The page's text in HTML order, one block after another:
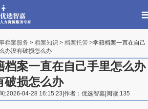
档案服务 > 档案知识 > 档案托管>学籍档案一直在自己
办没有破损怎么办
档案一直在自己手里怎么办
破损怎么办
:2026-04-28 16:15:23|作者：优选智嘉|阅读:135